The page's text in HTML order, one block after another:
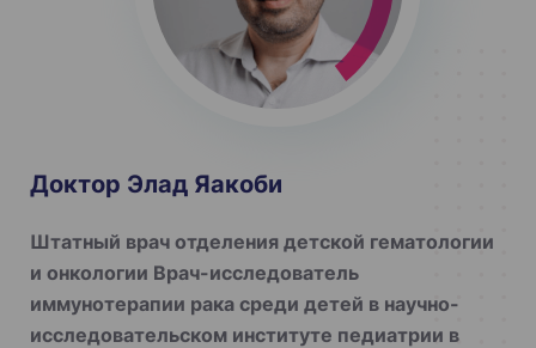
Доктор Элад Яакоби
Штатный врач отделения детской гематологии
и онкологии Врач-исследователь
иммунотерапии рака среди детей в научно-
исследовательском институте педиатрии в